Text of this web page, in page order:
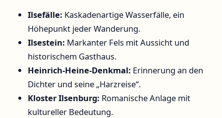
Ilsefälle: Kaskadenartige Wasserfälle, ein
Höhepunkt jeder Wanderung.
Ilsestein: Markanter Fels mit Aussicht und
historischem Gasthaus.
Heinrich-Heine-Denkmal: Erinnerung an den
Dichter und seine „Harzreise“.
Kloster Ilsenburg: Romanische Anlage mit
kultureller Bedeutung.